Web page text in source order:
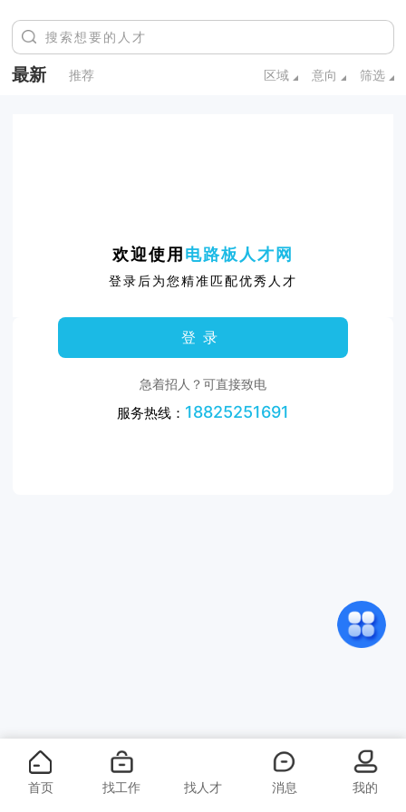
最新 推荐 区域 意向 筛选
欢迎使用 电路板人才网
登录后为您精准匹配优秀人才
登录
急着招人？可直接致电
服务热线： 18825251691
首页 找工作 找人才 消息 我的